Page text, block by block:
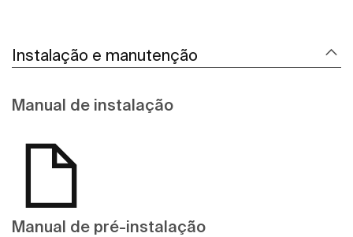
Instalação e manutenção
Manual de instalação
Manual de pré-instalação